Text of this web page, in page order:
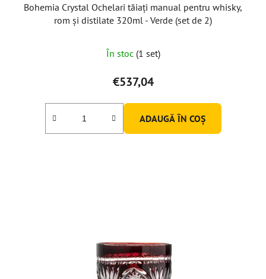
Bohemia Crystal Ochelari tăiați manual pentru whisky,
rom și distilate 320ml - Verde (set de 2)
În stoc (1 set)
€537,04
ADAUGĂ ÎN COŞ